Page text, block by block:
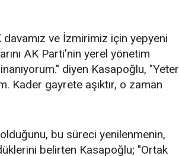
ve İzmirimiz için yepyeni
AK Parti'nin yerel yönetim
diyen Kasapoğlu, "Yeter
Kader gayrete aşıktır, o zaman
bu süreci yenilenmenin,
belirten Kasapoğlu; "Ortak